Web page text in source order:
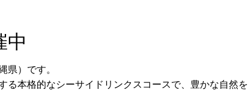
中
県）です。
る本格的なシーサイドリンクスコースで、豊かな自然を